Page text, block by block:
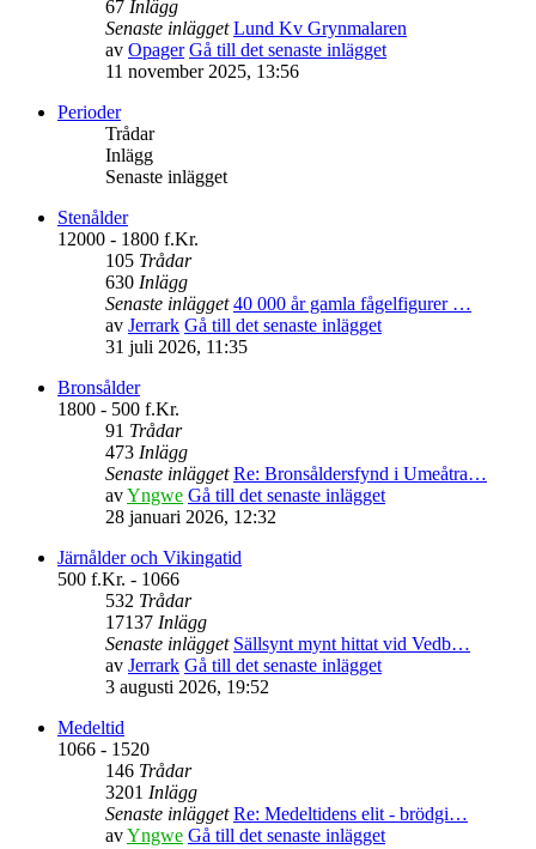
67 Inlägg
Senaste inlägget Lund Kv Grynmalaren
av Opager Gå till det senaste inlägget
11 november 2025, 13:56
Perioder
Trådar
Inlägg
Senaste inlägget
Stenålder
12000 - 1800 f.Kr.
105 Trådar
630 Inlägg
Senaste inlägget 40 000 år gamla fågelfigurer …
av Jerrark Gå till det senaste inlägget
31 juli 2026, 11:35
Bronsålder
1800 - 500 f.Kr.
91 Trådar
473 Inlägg
Senaste inlägget Re: Bronsåldersfynd i Umeåtra…
avYngwe Gå till det senaste inlägget
28 januari 2026, 12:32
Järnålder och Vikingatid
500 f.Kr. - 1066
532 Trådar
17137 Inlägg
Senaste inlägget Sällsynt mynt hittat vid Vedb…
av Jerrark Gå till det senaste inlägget
3 augusti 2026, 19:52
Medeltid
1066 - 1520
146 Trådar
3201 Inlägg
Senaste inlägget Re: Medeltidens elit - brödgi…
avYngwe Gå till det senaste inlägget